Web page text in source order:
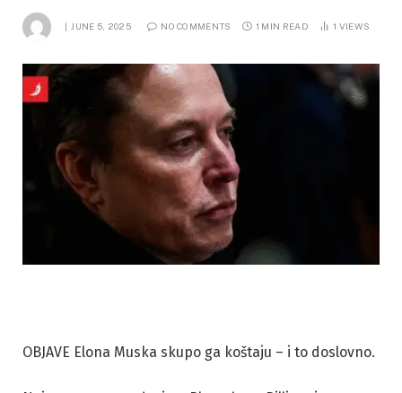
JUNE 5, 2025 NO COMMENTS 1 MIN READ 1 VIEWS
OBJAVE Elona Muska skupo ga koštaju – i to doslovno.